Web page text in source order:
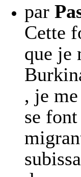
par
Cette
que je
, je
se